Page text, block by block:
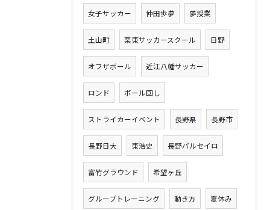
女子サッカー 仲田歩夢 夢授業
土山町 栗東サッカースクール 日野
オフザボール 近江八幡サッカー
ロンド ボール回し
ストライカーイベント 長野県 長野市
長野日大 東浩史 長野パルセイロ
富竹グラウンド 希望ヶ丘
グループトレーニング 動き方 夏休み